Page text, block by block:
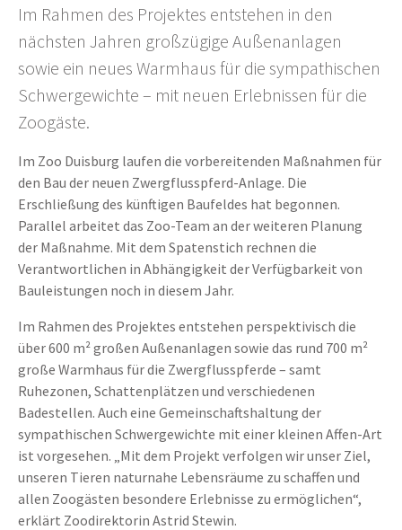
Im Rahmen des Projektes entstehen in den
nächsten Jahren großzügige Außenanlagen
sowie ein neues Warmhaus für die sympathischen
Schwergewichte – mit neuen Erlebnissen für die
Zoogäste.
Im Zoo Duisburg laufen die vorbereitenden Maßnahmen für
den Bau der neuen Zwergflusspferd-Anlage. Die
Erschließung des künftigen Baufeldes hat begonnen.
Parallel arbeitet das Zoo-Team an der weiteren Planung
der Maßnahme. Mit dem Spatenstich rechnen die
Verantwortlichen in Abhängigkeit der Verfügbarkeit von
Bauleistungen noch in diesem Jahr.
Im Rahmen des Projektes entstehen perspektivisch die
über 600 m² großen Außenanlagen sowie das rund 700 m²
große Warmhaus für die Zwergflusspferde – samt
Ruhezonen, Schattenplätzen und verschiedenen
Badestellen. Auch eine Gemeinschaftshaltung der
sympathischen Schwergewichte mit einer kleinen Affen-Art
ist vorgesehen. „Mit dem Projekt verfolgen wir unser Ziel,
unseren Tieren naturnahe Lebensräume zu schaffen und
allen Zoogästen besondere Erlebnisse zu ermöglichen“,
erklärt Zoodirektorin Astrid Stewin.